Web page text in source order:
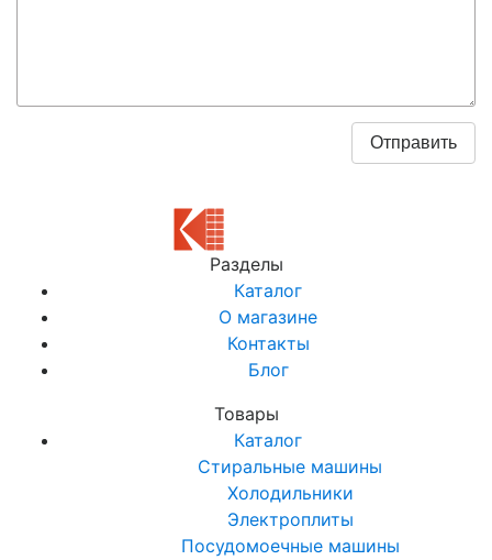
Разделы
Каталог
О магазине
Контакты
Блог
Товары
Каталог
Стиральные машины
Холодильники
Электроплиты
Посудомоечные машины